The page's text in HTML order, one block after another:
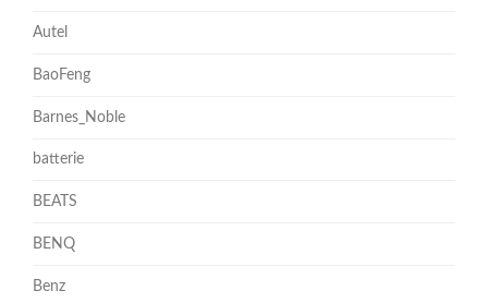
Autel
BaoFeng
Barnes_Noble
batterie
BEATS
BENQ
Benz